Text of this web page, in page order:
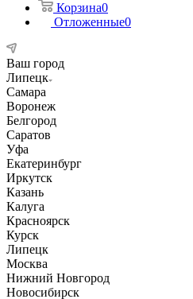
Корзина0
Отложенные0
Ваш город
Липецк
Самара
Воронеж
Белгород
Саратов
Уфа
Екатеринбург
Иркутск
Казань
Калуга
Красноярск
Курск
Липецк
Москва
Нижний Новгород
Новосибирск